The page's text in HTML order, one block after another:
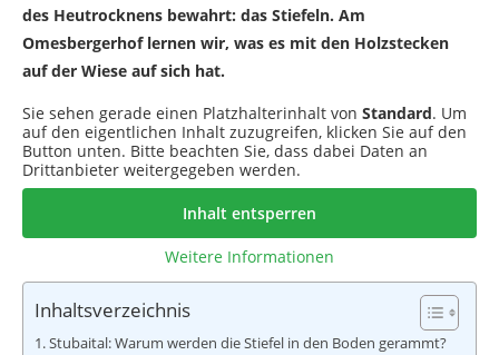
des Heutrocknens bewahrt: das Stiefeln. Am
Omesbergerhof lernen wir, was es mit den Holzstecken
auf der Wiese auf sich hat.
Sie sehen gerade einen Platzhalterinhalt von Standard. Um
auf den eigentlichen Inhalt zuzugreifen, klicken Sie auf den
Button unten. Bitte beachten Sie, dass dabei Daten an
Drittanbieter weitergegeben werden.
Inhalt entsperren
Weitere Informationen
Inhaltsverzeichnis
Stubaital: Warum werden die Stiefel in den Boden gerammt?